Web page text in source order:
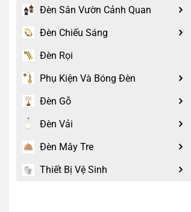
Đèn Sân Vườn Cảnh Quan
Đèn Chiếu Sáng
Đèn Rọi
Phụ Kiện Và Bóng Đèn
Đèn Gỗ
Đèn Vải
Đèn Mây Tre
Thiết Bị Vệ Sinh